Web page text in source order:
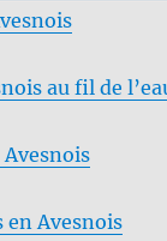
au fil de
en Avesnois